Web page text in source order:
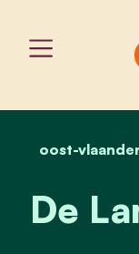
oost-
De